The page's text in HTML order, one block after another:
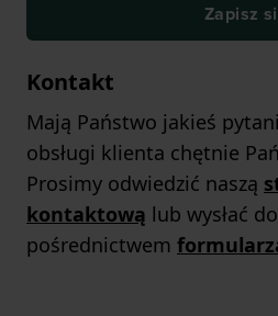
Zapisz
Kontakt
Mają Państwo jakieś
obsługi klienta chętnie
Prosimy odwiedzić naszą
kontaktową lub wysłać
pośrednictwem